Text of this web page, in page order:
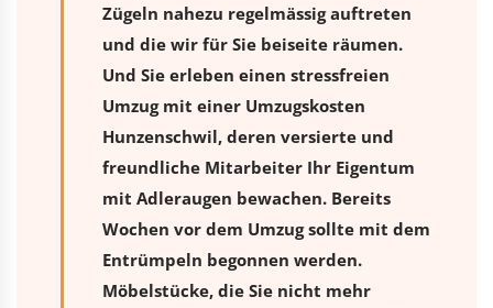
Zügeln nahezu regelmässig auftreten
und die wir für Sie beiseite räumen.
Und Sie erleben einen stressfreien
Umzugmit einer Umzugskosten
Hunzenschwil, deren versierte und
freundliche Mitarbeiter Ihr Eigentum
mit Adleraugen bewachen. Bereits
Wochen vor dem Umzug sollte mit dem
Entrümpeln begonnen werden.
Möbelstücke, die Sie nicht mehr